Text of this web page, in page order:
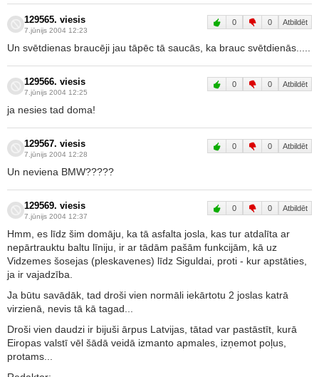
129565. viesis
7.jūnijs 2004 12:23
0 0 Atbildēt
Un svētdienas braucēji jau tāpēc tā saucās, ka brauc svētdienās.....
129566. viesis
7.jūnijs 2004 12:25
0 0 Atbildēt
ja nesies tad doma!
129567. viesis
7.jūnijs 2004 12:28
0 0 Atbildēt
Un neviena BMW?????
129569. viesis
7.jūnijs 2004 12:37
0 0 Atbildēt
Hmm, es līdz šim domāju, ka tā asfalta josla, kas tur atdalīta ar
nepārtrauktu baltu līniju, ir ar tādām pašām funkcijām, kā uz
Vidzemes šosejas (pleskavenes) līdz Siguldai, proti - kur apstāties,
ja ir vajadzība.
Ja būtu savādāk, tad droši vien normāli iekārtotu 2 joslas katrā
virzienā, nevis tā kā tagad...
Droši vien daudzi ir bijuši ārpus Latvijas, tātad var pastāstīt, kurā
Eiropas valstī vēl šādā veidā izmanto apmales, izņemot poļus,
protams...